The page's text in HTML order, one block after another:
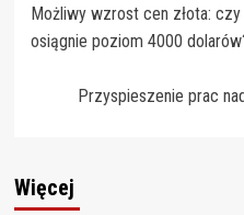
wpisy
Możliwy wzrost cen złota:
osiągnie poziom 4000
Przyspieszenie prac
Więcej